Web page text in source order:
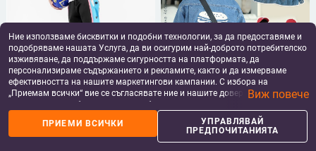
home apps shopping_basket
Кошница
person
Профил
Детски тренировъчни панталони
за момчета с три ивици,
памучно-полиестър смес, без
22.04 - 27.23€/
43.11 - 53.26 лв
Дънено яке-риза за момчета,
японски стил, яка тип ла-пел,
дълги ръкави, за деца над 8
години (есен 2025)
38.47 - 39.67€/
75.24 - 77.59 лв
add_shopping_cart
Ние използваме бисквитки и подобни технологии, за да предоставяме и
подобряваме нашата Услуга, да ви осигурим най-доброто потребителско
изживяване, да поддържаме сигурността на платформата, да
персонализираме съдържанието и рекламите, както и да измерваме
ефективността на нашите маркетингови кампании. С избора на
„Приемам всички“ вие се съгласявате ние и нашите доверени партньори
да съхраняваме бисквитки и подобни технологии на вашето устройство
за рекламни и аналитични цели. Можете по всяко време да управлявате
своите предпочитания, като натиснете „Управлявай предпочитанията“.
За повече информация, моля, вижте нашата
Виж повече
ПРИЕМИ ВСИЧКИ
УПРАВЛЯВАЙ
ПРЕДПОЧИТАНИЯТА